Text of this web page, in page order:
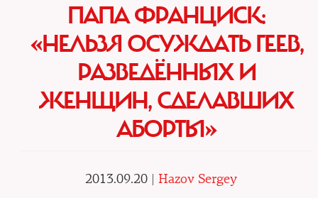
ПАПА ФРАНЦИСК:
«НЕЛЬЗЯ ОСУЖДАТЬ ГЕЕВ,
РАЗВЕДЁННЫХ И
ЖЕНЩИН, СДЕЛАВШИХ
АБОРТЫ»
2013.09.20 | Hazov Sergey